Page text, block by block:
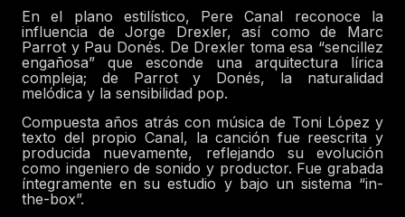
En el plano estilístico, Pere Canal reconoce la
influencia de Jorge Drexler, así como de Marc
Parrot y Pau Donés. De Drexler toma esa “sencillez
engañosa” que esconde una arquitectura lírica
compleja; de Parrot y Donés, la naturalidad
melódica y la sensibilidad pop.
Compuesta años atrás con música de Toni López y
texto del propio Canal, la canción fue reescrita y
producida nuevamente, reflejando su evolución
como ingeniero de sonido y productor. Fue grabada
íntegramente en su estudio y bajo un sistema “in-
the-box”.